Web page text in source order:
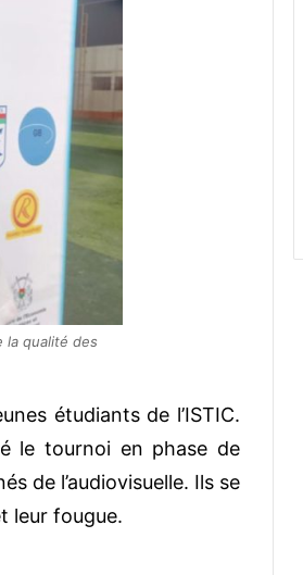
la qualité des
étudiants de l’ISTIC.
le tournoi en phase de
de l’audiovisuelle. Ils se
leur fougue.